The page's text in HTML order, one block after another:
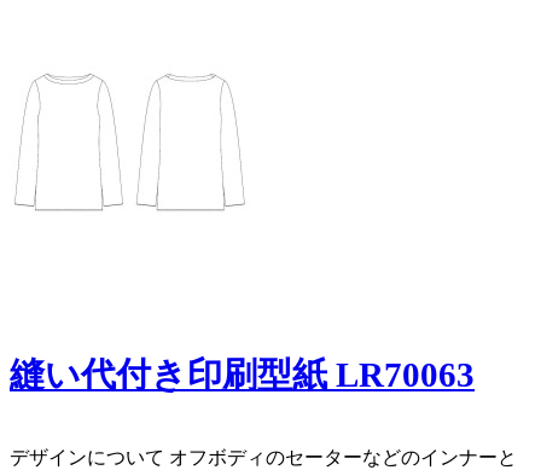
縫い代付き印刷型紙 LR70063
デザインについて オフボディのセーターなどのインナーと